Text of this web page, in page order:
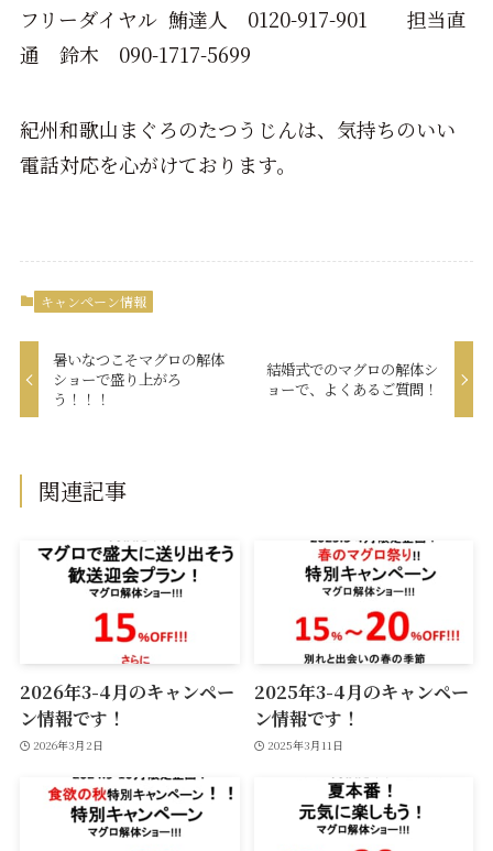
フリーダイヤル 鮪達人 0120-917-901 担当直
通 鈴木 090-1717-5699
紀州和歌山まぐろのたつうじんは、気持ちのいい
電話対応を心がけております。
キャンペーン情報
暑いなつこそマグロの解体
ショーで盛り上がろ
う！！！
結婚式でのマグロの解体シ
ョーで、よくあるご質問！
関連記事
2026年3-4月のキャンペー
ン情報です！
2026年3月2日
2025年3-4月のキャンペー
ン情報です！
2025年3月11日